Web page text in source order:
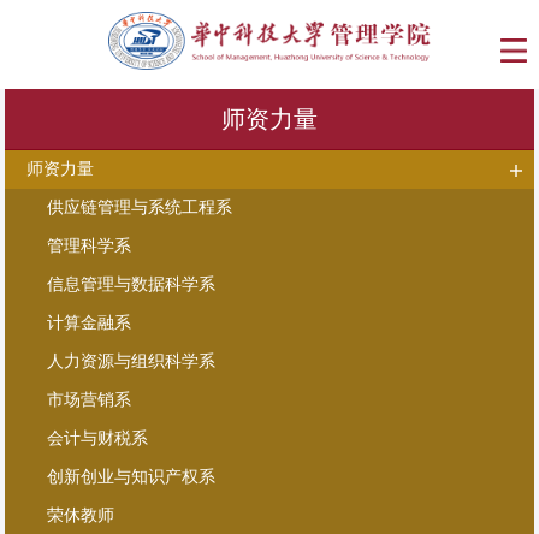
师资力量
师资力量
供应链管理与系统工程系
管理科学系
信息管理与数据科学系
计算金融系
人力资源与组织科学系
市场营销系
会计与财税系
创新创业与知识产权系
荣休教师